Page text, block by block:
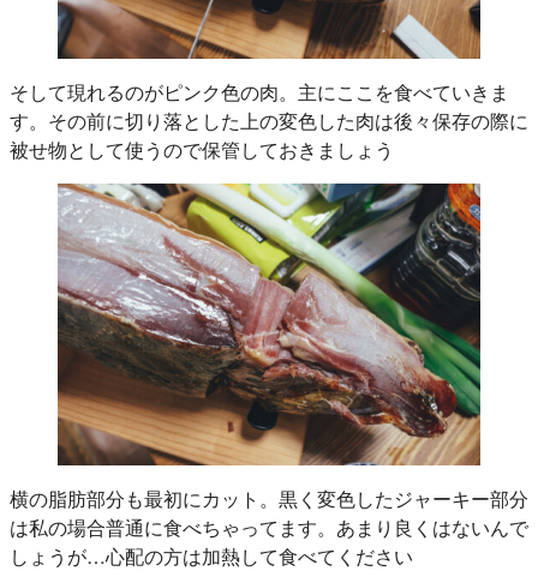
そして現れるのがピンク色の肉。主にここを食べていきま
す。その前に切り落とした上の変色した肉は後々保存の際に
被せ物として使うので保管しておきましょう
横の脂肪部分も最初にカット。黒く変色したジャーキー部分
は私の場合普通に食べちゃってます。あまり良くはないんで
しょうが…心配の方は加熱して食べてください